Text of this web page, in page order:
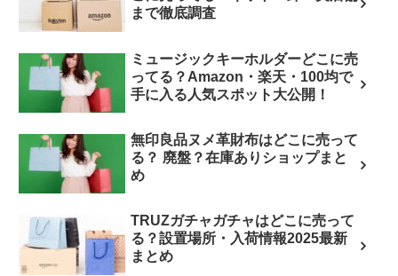
まで徹底調査
ミュージックキーホルダーどこに売
ってる？Amazon・楽天・100均で
手に入る人気スポット大公開！
無印良品ヌメ革財布はどこに売って
る？ 廃盤？在庫ありショップまと
め
TRUZガチャガチャはどこに売って
る？設置場所・入荷情報2025最新
まとめ